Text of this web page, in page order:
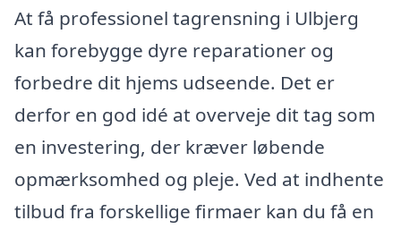
At få professionel tagrensning i Ulbjerg
kan forebygge dyre reparationer og
forbedre dit hjems udseende. Det er
derfor en god idé at overveje dit tag som
en investering, der kræver løbende
opmærksomhed og pleje. Ved at indhente
tilbud fra forskellige firmaer kan du få en